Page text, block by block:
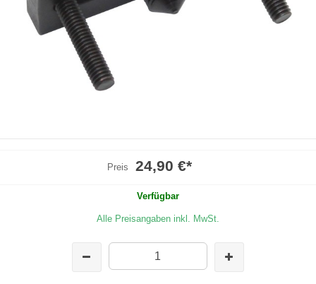
Preis 24,90 €*
Verfügbar
Alle Preisangaben inkl. MwSt.